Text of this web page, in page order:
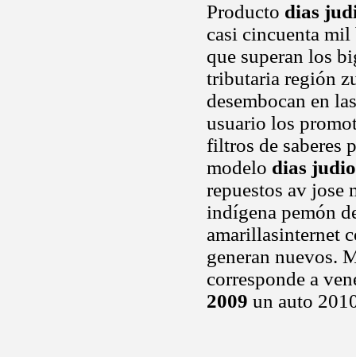
Producto dias
casi cincuenta
que superan los
tributaria región
desembocan en
usuario los
filtros de saberes
modelo dias
repuestos av jose
indígena pemón
amarillasinternet
generan nuevos.
corresponde a
2009 un auto